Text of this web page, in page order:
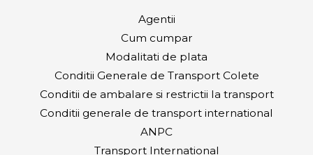
Agentii
Cum cumpar
Modalitati de plata
Conditii Generale de Transport Colete
Conditii de ambalare si restrictii la transport
Conditii generale de transport international
ANPC
Transport International